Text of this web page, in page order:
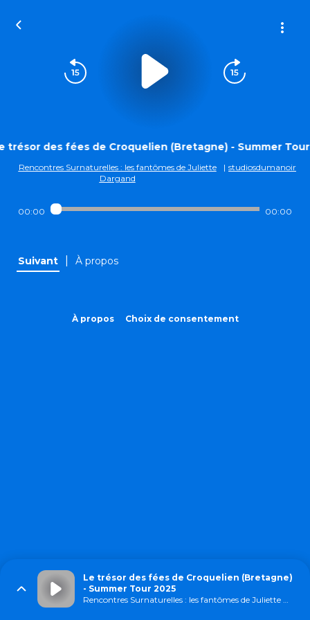
trésor des fées de Croquelien (Bretagne) - Summer
Rencontres Surnaturelles : les fantômes de Juliette
Dargand
| studiosdumanoir
00:00 00:00
Suivant À propos
À propos Choix de consentement
Le trésor des fées de Croquelien (Bretagne)
- Summer Tour 2025
Rencontres Surnaturelles : les fantômes de Juliette Dargand